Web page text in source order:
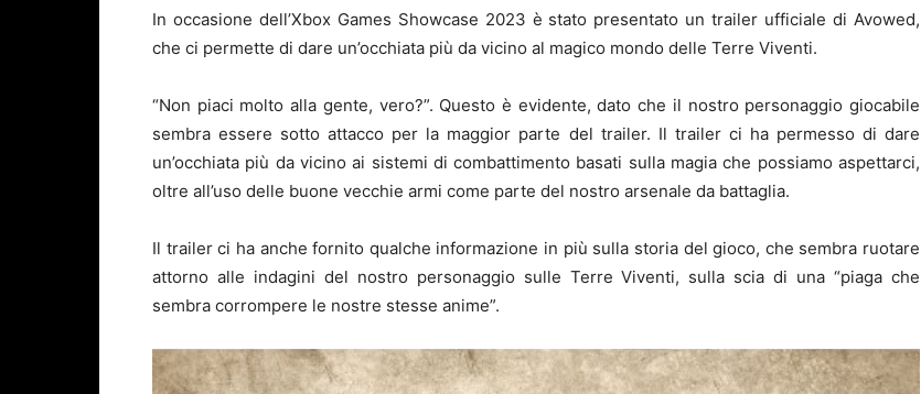
In occasione dell’Xbox Games Showcase 2023 è stato presentato un trailer ufficiale di Avowed,
che ci permette di dare un’occhiata più da vicino al magico mondo delle Terre Viventi.
“Non piaci molto alla gente, vero?”. Questo è evidente, dato che il nostro personaggio giocabile
sembra essere sotto attacco per la maggior parte del trailer. Il trailer ci ha permesso di dare
un’occhiata più da vicino ai sistemi di combattimento basati sulla magia che possiamo aspettarci,
oltre all’uso delle buone vecchie armi come parte del nostro arsenale da battaglia.
Il trailer ci ha anche fornito qualche informazione in più sulla storia del gioco, che sembra ruotare
attorno alle indagini del nostro personaggio sulle Terre Viventi, sulla scia di una “piaga che
sembra corrompere le nostre stesse anime”.